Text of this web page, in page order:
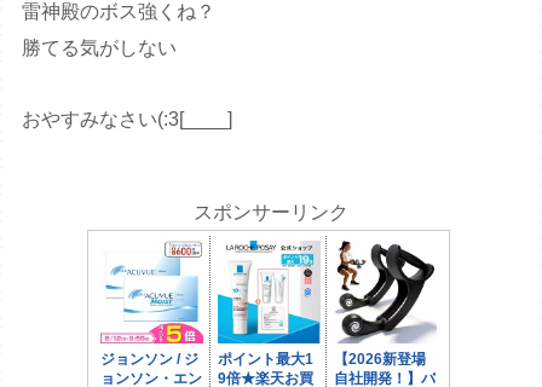
雷神殿のボス強くね？
勝てる気がしない
おやすみなさい(:3[____]
スポンサーリンク